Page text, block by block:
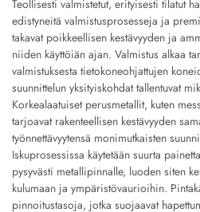
Teollisesti valmistetut, erityisesti tilatut
edistyneitä valmistusprosesseja ja
takavat poikkeellisen kestävyyden ja
niiden käyttöiän ajan. Valmistus alkaa
valmistuksesta tietokoneohjattujen
suunnittelun yksityiskohdat tallentuvat
Korkealaatuiset perusmetallit, kuten
tarjoavat rakenteellisen kestävyyden
työnnettävyytensä monimutkaisten
Iskuprosessissa käytetään suurta
pysyvästi metallipinnalle, luoden siten
kulumaan ja ympäristövaurioihin.
pinnoitustasoja, jotka suojaavat